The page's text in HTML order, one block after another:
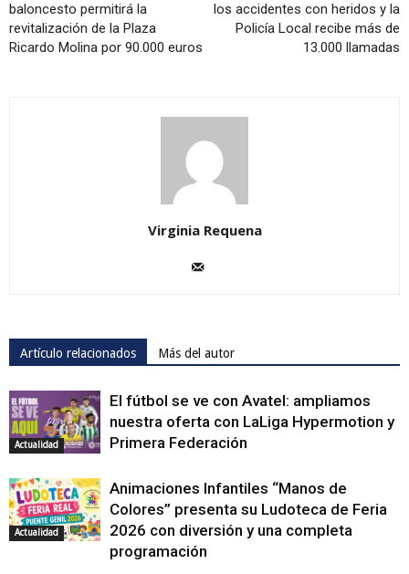
baloncesto permitirá la
revitalización de la Plaza
Ricardo Molina por 90.000 euros
los accidentes con heridos y la
Policía Local recibe más de
13.000 llamadas
Virginia Requena
Artículo relacionados Más del autor
Actualidad
El fútbol se ve con Avatel: ampliamos
nuestra oferta con LaLiga Hypermotion y
Primera Federación
Actualidad
Animaciones Infantiles “Manos de
Colores” presenta su Ludoteca de Feria
2026 con diversión y una completa
programación